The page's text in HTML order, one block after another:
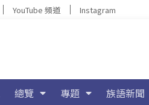
YouTube 頻道 Instagram
總覽 專題 族語新聞